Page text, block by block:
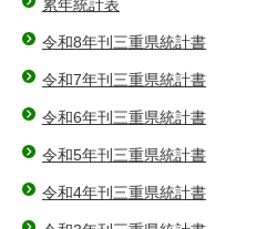
累年統計表
令和8年刊三重県統計書
令和7年刊三重県統計書
令和6年刊三重県統計書
令和5年刊三重県統計書
令和4年刊三重県統計書